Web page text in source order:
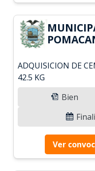
ADQUISICION DE
42.5 KG
Bien
Ver